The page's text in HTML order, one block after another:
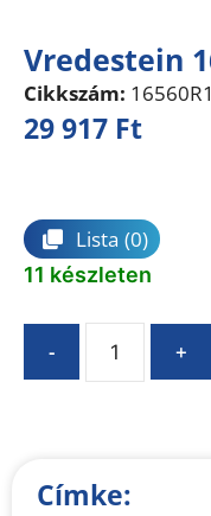
Vredestein
Cikkszám:
29 917 Ft
Lista (0)
11 készleten
- +
Címke: